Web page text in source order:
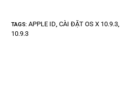
TAGS:APPLE ID, CÀI ĐẶT OS X 10.9.3,
10.9.3